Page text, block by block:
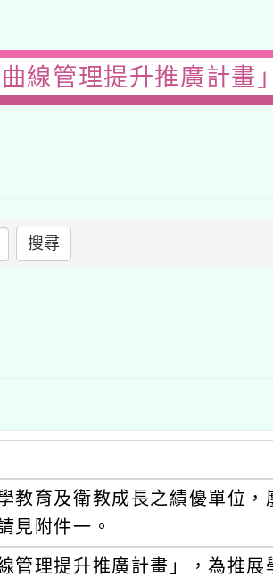
線管理提升推廣計畫
搜尋
教育及衛教成長之績優單位，
見附件一。
管理提升推廣計畫」，為推展